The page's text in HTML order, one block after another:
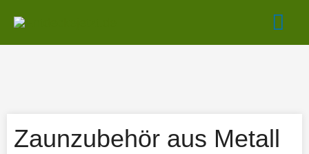
Inhalt
springen
Zaunzubehör aus Metall